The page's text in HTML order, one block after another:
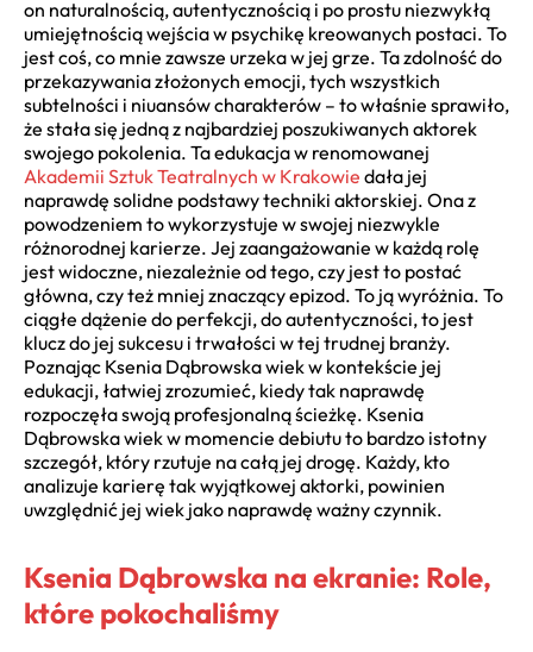
on naturalnością, autentycznością i po prostu niezwykłą
umiejętnością wejścia w psychikę kreowanych postaci. To
jest coś, co mnie zawsze urzeka w jej grze. Ta zdolność do
przekazywania złożonych emocji, tych wszystkich
subtelności i niuansów charakterów – to właśnie sprawiło,
że stała się jedną z najbardziej poszukiwanych aktorek
swojego pokolenia. Ta edukacja w renomowanej
Akademii Sztuk Teatralnych w Krakowie dała jej
naprawdę solidne podstawy techniki aktorskiej. Ona z
powodzeniem to wykorzystuje w swojej niezwykle
różnorodnej karierze. Jej zaangażowanie w każdą rolę
jest widoczne, niezależnie od tego, czy jest to postać
główna, czy też mniej znaczący epizod. To ją wyróżnia. To
ciągłe dążenie do perfekcji, do autentyczności, to jest
klucz do jej sukcesu i trwałości w tej trudnej branży.
Poznając Ksenia Dąbrowska wiek w kontekście jej
edukacji, łatwiej zrozumieć, kiedy tak naprawdę
rozpoczęła swoją profesjonalną ścieżkę. Ksenia
Dąbrowska wiek w momencie debiutu to bardzo istotny
szczegół, który rzutuje na całą jej drogę. Każdy, kto
analizuje karierę tak wyjątkowej aktorki, powinien
uwzględnić jej wiek jako naprawdę ważny czynnik.
Ksenia Dąbrowska na ekranie: Role,
które pokochaliśmy